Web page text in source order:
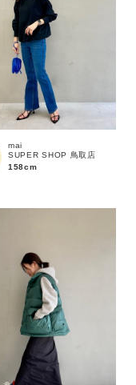
予約商品
在庫なし含む
mai
SUPER SHOP 鳥取店
158cm